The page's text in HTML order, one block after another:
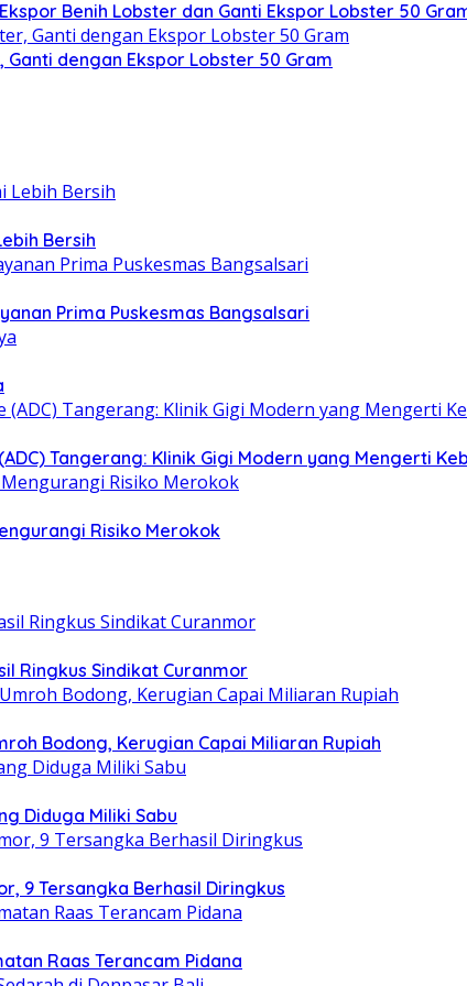
Benih Lobster dan Ganti Ekspor Lobster 50
Ganti dengan Ekspor Lobster 50 Gram
Bersih
Prima Puskesmas Bangsalsari
Tangerang: Klinik Gigi Modern yang Mengerti
Risiko Merokok
Ringkus Sindikat Curanmor
Bodong, Kerugian Capai Miliaran Rupiah
Diduga Miliki Sabu
9 Tersangka Berhasil Diringkus
Raas Terancam Pidana